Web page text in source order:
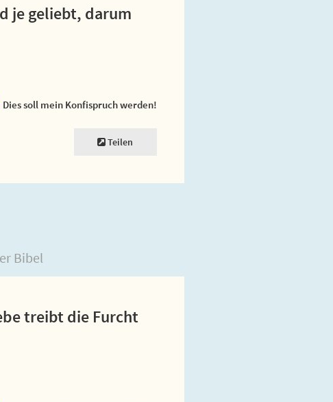
je geliebt, darum
Dies soll mein Konfispruch werden!
Teilen
Bibel
treibt die Furcht